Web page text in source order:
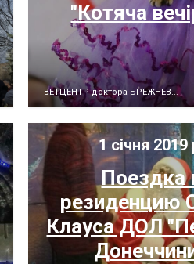
"Котяча
ВЕТЦЕНТР доктора БРЕЖНЕВ...
1 січня
Поездка
резиденцию
Клауса ДОЛ